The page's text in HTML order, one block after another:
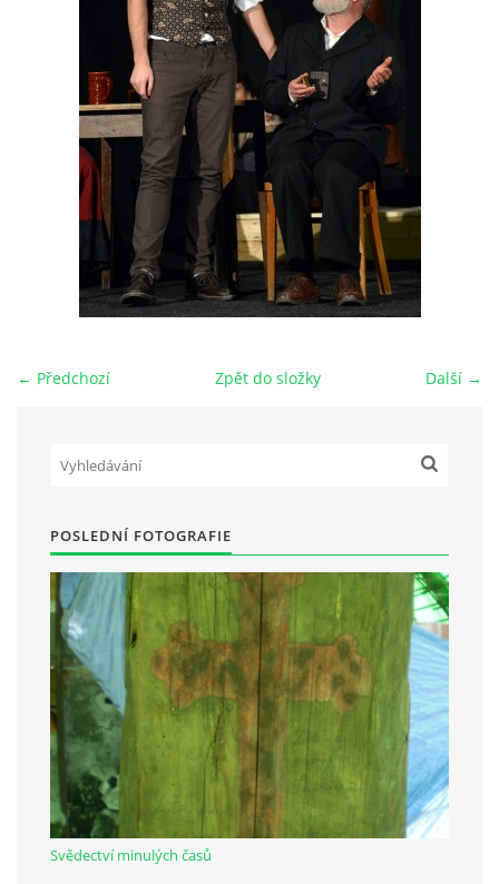
VIDEOZÁZNAMY Z HER
FOTOALBUM
ČLENOVÉ - SOUČASNOST
HRY DO ROKU 1973
MÍSTO PRO VAŠE VZKAZY!!
Občanská vzdělávací jednota "Komenský" v Choceradech z.s.
257 24 Chocerady
IČ: 498 28 614
Kontaktní osoba:
Mgr. Miroslava Cinkeisová
723 967 851
Mirkaci@email.cz
© 2026 eStránky.cz RSS
← Předchozí Další →
Zpět do složky
POSLEDNÍ FOTOGRAFIE
Svědectví minulých časů